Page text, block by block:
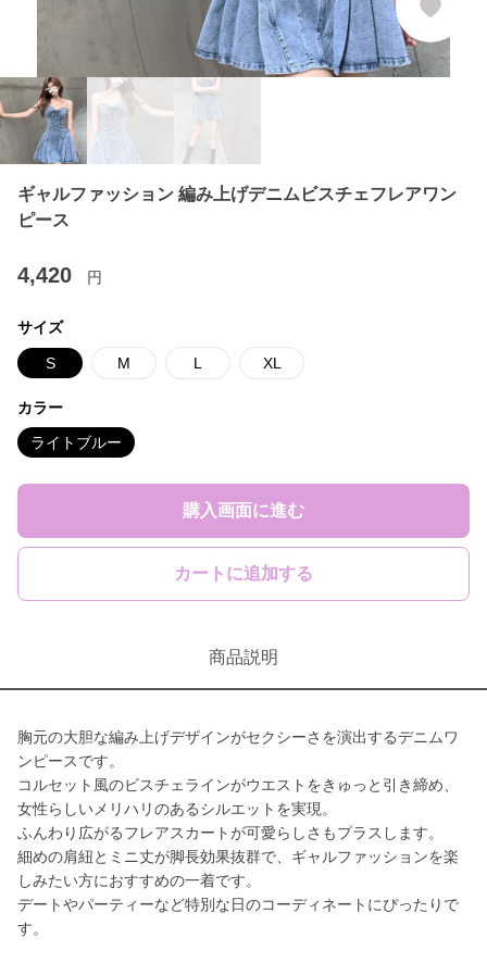
ギャルファッション 編み上げデニムビスチェフレアワン
ピース
4,420 円
サイズ
S M L XL
カラー
ライトブルー
購入画面に進む
カートに追加する
商品説明
胸元の大胆な編み上げデザインがセクシーさを演出するデニムワ
ンピースです。
コルセット風のビスチェラインがウエストをきゅっと引き締め、
女性らしいメリハリのあるシルエットを実現。
ふんわり広がるフレアスカートが可愛らしさもプラスします。
細めの肩紐とミニ丈が脚長効果抜群で、ギャルファッションを楽
しみたい方におすすめの一着です。
デートやパーティーなど特別な日のコーディネートにぴったりで
す。